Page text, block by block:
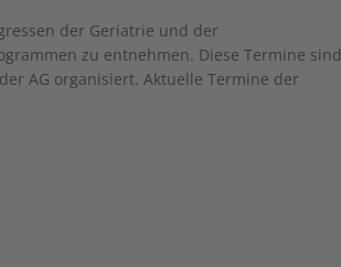
der Geriatrie und der
zu entnehmen. Diese Termine sind
AG organisiert. Aktuelle Termine der